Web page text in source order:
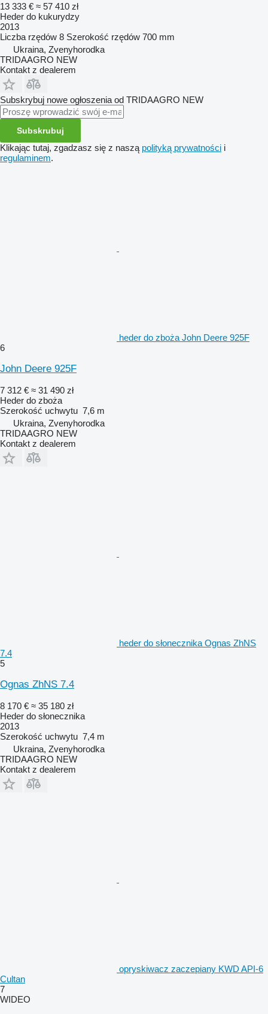
13 333 € ≈ 57 410 zł
Heder do kukurydzy
2013
Liczba rzędów 8 Szerokość rzędów 700 mm
Ukraina, Zvenyhorodka
TRIDAAGRO NEW
Kontakt z dealerem
Subskrybuj nowe ogłoszenia od TRIDAAGRO NEW
Subskrubuj
Klikając tutaj, zgadzasz się z naszą polityką prywatności i
regulaminem.
heder do zboża John Deere 925F
6
John Deere 925F
7 312 € ≈ 31 490 zł
Heder do zboża
Szerokość uchwytu 7,6 m
Ukraina, Zvenyhorodka
TRIDAAGRO NEW
Kontakt z dealerem
heder do słonecznika Ognas ZhNS
7.4
5
Ognas ZhNS 7.4
8 170 € ≈ 35 180 zł
Heder do słonecznika
2013
Szerokość uchwytu 7,4 m
Ukraina, Zvenyhorodka
TRIDAAGRO NEW
Kontakt z dealerem
opryskiwacz zaczepiany KWD API-6
Cultan
7
WIDEO